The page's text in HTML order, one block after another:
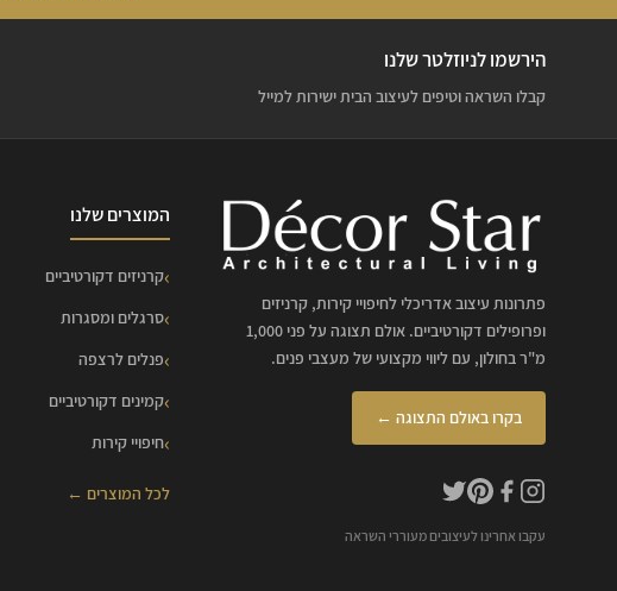
הירשמו לניוזלטר שלנו
קבלו השראה וטיפים לעיצוב הבית ישירות למייל
פתרונות עיצוב אדריכלי לחיפויי קירות, קרניזים
ופרופילים דקורטיביים. אולם תצוגה על פני 1,000
מ"ר בחולון, עם ליווי מקצועי של מעצבי פנים.
בקרו באולם התצוגה ←
עקבו אחרינו לעיצובים מעוררי השראה
המוצרים שלנו
קרניזים דקורטיביים
סרגלים ומסגרות
פנלים לרצפה
קמינים דקורטיביים
חיפויי קירות
לכל המוצרים ←